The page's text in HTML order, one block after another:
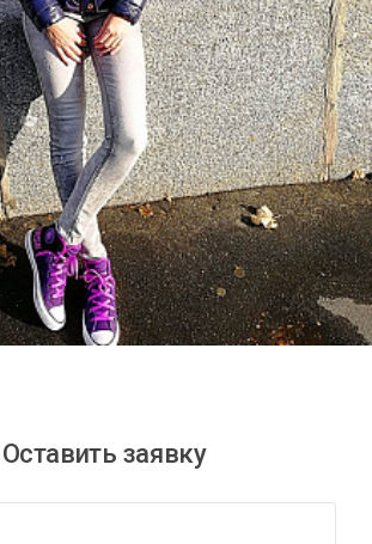
Оставить заявку